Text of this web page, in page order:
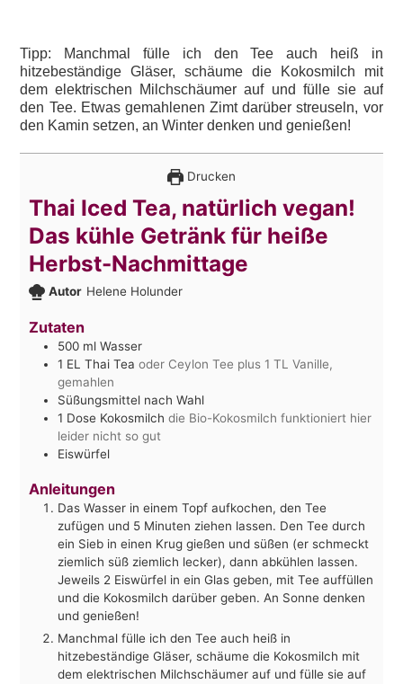
Tipp: Manchmal fülle ich den Tee auch heiß in
hitzebeständige Gläser, schäume die Kokosmilch mit
dem elektrischen Milchschäumer auf und fülle sie auf
den Tee. Etwas gemahlenen Zimt darüber streuseln, vor
den Kamin setzen, an Winter denken und genießen!
Drucken
Thai Iced Tea, natürlich vegan!
Das kühle Getränk für heiße
Herbst-Nachmittage
Autor Helene Holunder
Zutaten
500 ml Wasser
1 EL Thai Tea oder Ceylon Tee plus 1 TL Vanille,
gemahlen
Süßungsmittel nach Wahl
1 Dose Kokosmilch die Bio-Kokosmilch funktioniert hier
leider nicht so gut
Eiswürfel
Anleitungen
Das Wasser in einem Topf aufkochen, den Tee
zufügen und 5 Minuten ziehen lassen. Den Tee durch
ein Sieb in einen Krug gießen und süßen (er schmeckt
ziemlich süß ziemlich lecker), dann abkühlen lassen.
Jeweils 2 Eiswürfel in ein Glas geben, mit Tee auffüllen
und die Kokosmilch darüber geben. An Sonne denken
und genießen!
Manchmal fülle ich den Tee auch heiß in
hitzebeständige Gläser, schäume die Kokosmilch mit
dem elektrischen Milchschäumer auf und fülle sie auf